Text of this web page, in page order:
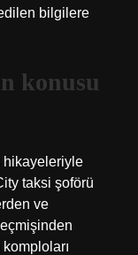
bilgilere
konusu
hikayeleriyle
taksi şoförü
ve